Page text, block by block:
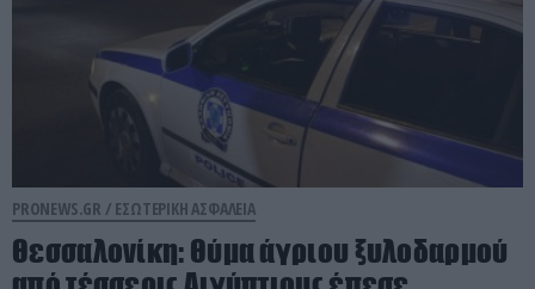
PRONEWS.GR / ΕΣΩΤΕΡΙΚΗ ΑΣΦΑΛΕΙΑ
Θεσσαλονίκη: Θύμα άγριου ξυλοδαρμού